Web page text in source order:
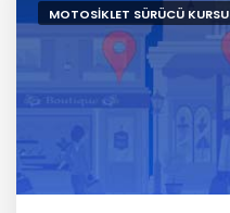
MOTOSIKLET SÜRÜCÜ KURSU